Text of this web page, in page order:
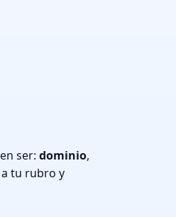
ser: dominio,
tu rubro y